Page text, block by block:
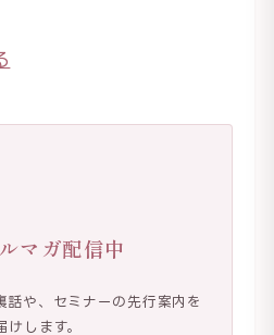
マガ配信中
話や、セミナーの先行案内を
けします。